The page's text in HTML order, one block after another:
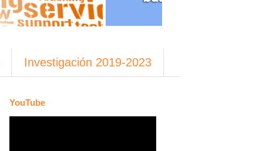
Investigación 2019-2023
YouTube